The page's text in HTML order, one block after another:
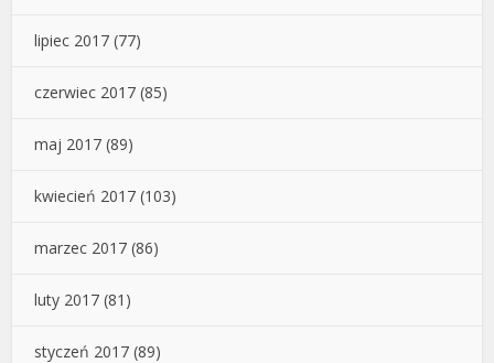
lipiec 2017 (77)
czerwiec 2017 (85)
maj 2017 (89)
kwiecień 2017 (103)
marzec 2017 (86)
luty 2017 (81)
styczeń 2017 (89)